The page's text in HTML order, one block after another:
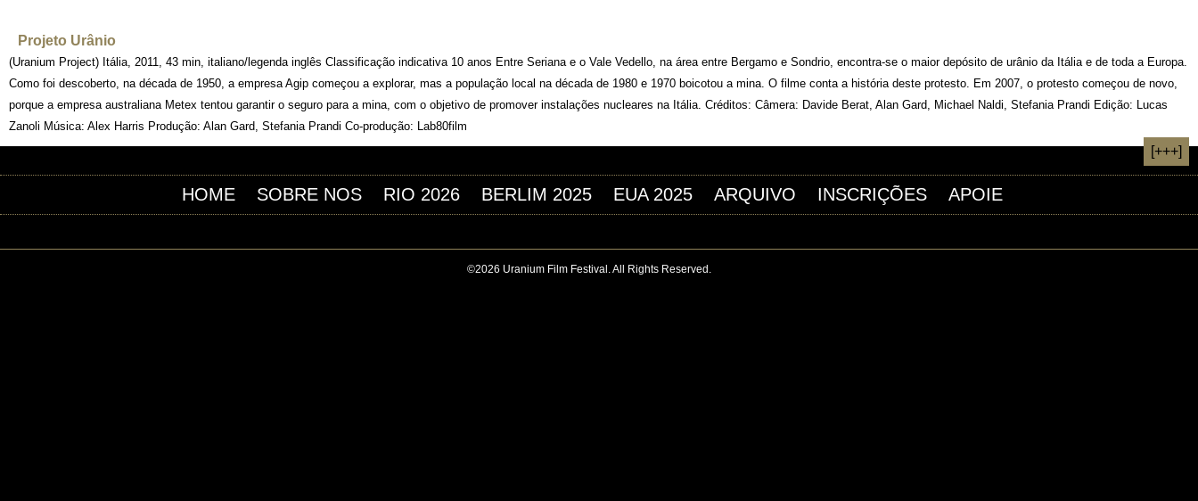
Projeto Urânio
(Uranium Project) Itália, 2011, 43 min, italiano/legenda inglês Classificação indicativa 10 anos Entre Seriana e o Vale Vedello, na área entre Bergamo e Sondrio, encontra-se o maior depósito de urânio da Itália e de toda a Europa.
Como foi descoberto, na década de 1950, a empresa Agip começou a explorar, mas a população local na década de 1980 e 1970 boicotou a mina. O filme conta a história deste protesto. Em 2007, o protesto começou de novo,
porque a empresa australiana Metex tentou garantir o seguro para a mina, com o objetivo de promover instalações nucleares na Itália. Créditos: Câmera: Davide Berat, Alan Gard, Michael Naldi, Stefania Prandi Edição: Lucas
Zanoli Música: Alex Harris Produção: Alan Gard, Stefania Prandi Co-produção: Lab80film
[+++]
HOME SOBRE NOS RIO 2026 BERLIM 2025 EUA 2025 ARQUIVO INSCRIÇÕES APOIE
©2026 Uranium Film Festival. All Rights Reserved.